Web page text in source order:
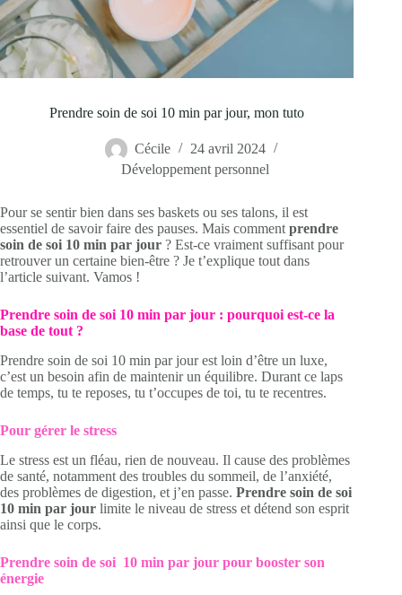
Prendre soin de soi 10 min par jour, mon tuto
Cécile
24 avril 2024
Développement personnel
Pour se sentir bien dans ses baskets ou ses talons, il est
essentiel de savoir faire des pauses. Mais comment prendre
soin de soi 10 min par jour ? Est-ce vraiment suffisant pour
retrouver un certaine bien-être ? Je t’explique tout dans
l’article suivant. Vamos !
Prendre soin de soi 10 min par jour : pourquoi est-ce la
base de tout ?
Prendre soin de soi 10 min par jour est loin d’être un luxe,
c’est un besoin afin de maintenir un équilibre. Durant ce laps
de temps, tu te reposes, tu t’occupes de toi, tu te recentres.
Pour gérer le stress
Le stress est un fléau, rien de nouveau. Il cause des problèmes
de santé, notamment des troubles du sommeil, de l’anxiété,
des problèmes de digestion, et j’en passe. Prendre soin de soi
10 min par jour limite le niveau de stress et détend son esprit
ainsi que le corps.
Prendre soin de soi 10 min par jour pour booster son
énergie